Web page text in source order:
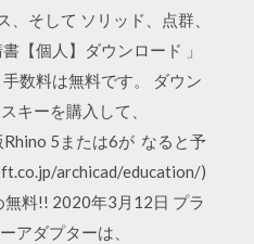
そして ソリッド、点群、
【個人】ダウンロード 」
数料は無料です。 ダウン
キーを購入して、
5または6が なると予
archicad/education/)
料!! 2020年3月12日 プラ
アダプターは、